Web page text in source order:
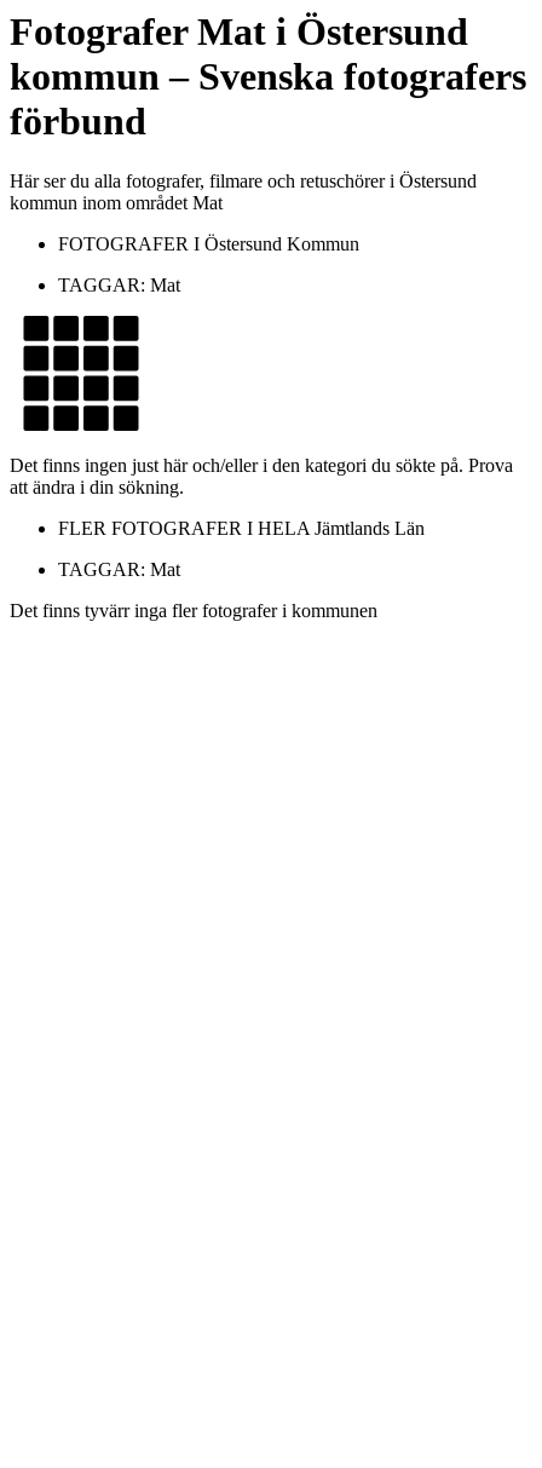
FotograferMat i Östersund
kommun– Svenska fotografers
förbund
Här ser du alla fotografer, filmare och retuschörer i Östersund
kommun inom området Mat
FOTOGRAFER I Östersund Kommun
TAGGAR: Mat
Det finns ingen just här och/eller i den kategori du sökte på. Prova
att ändra i din sökning.
FLER FOTOGRAFER I HELA Jämtlands Län
TAGGAR: Mat
Det finns tyvärr inga fler fotografer i kommunen